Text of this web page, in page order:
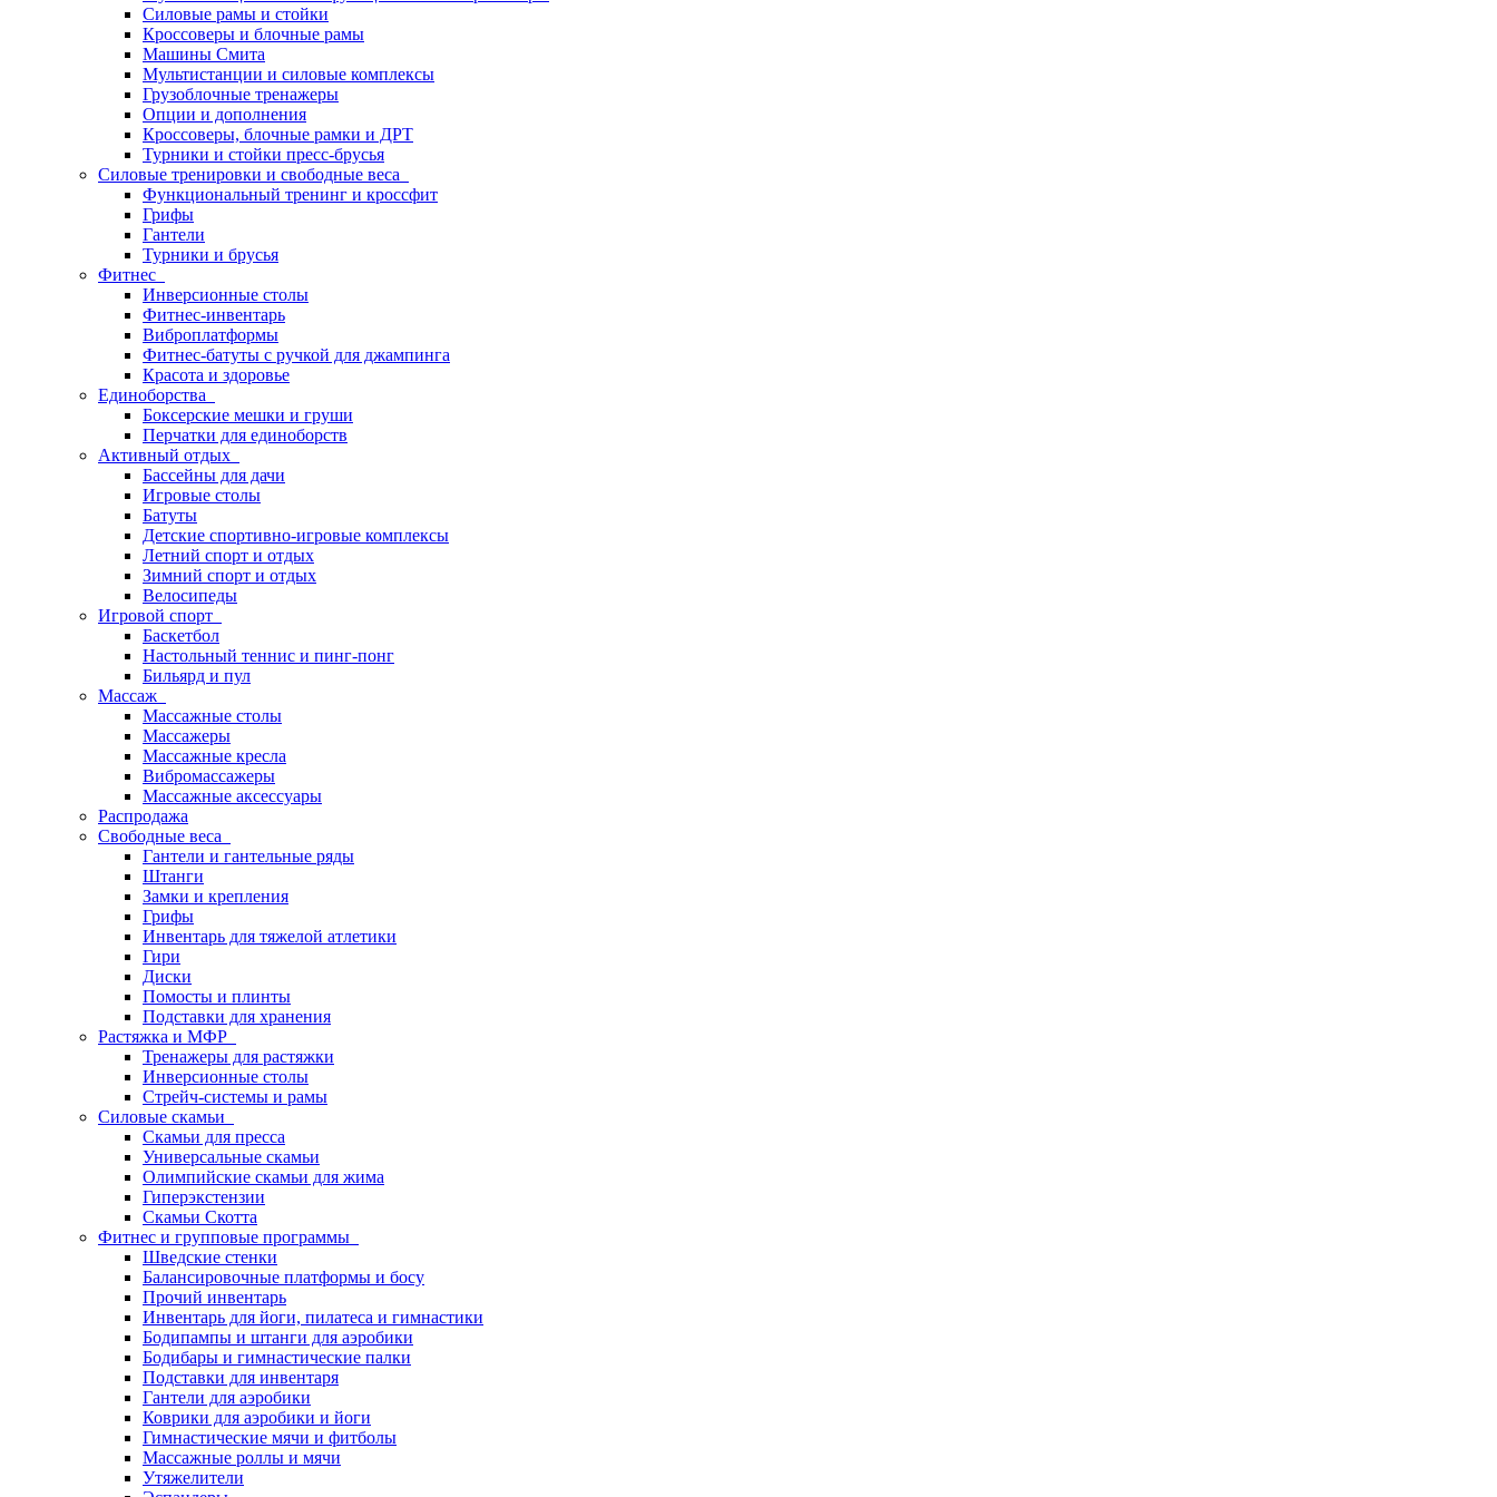
Силовые рамы и стойки
Кроссоверы и блочные рамы
Машины Смита
Мультистанции и силовые комплексы
Грузоблочные тренажеры
Опции и дополнения
Кроссоверы, блочные рамки и ДРТ
Турники и стойки пресс-брусья
Силовые тренировки и свободные веса
Функциональный тренинг и кроссфит
Грифы
Гантели
Турники и брусья
Фитнес
Инверсионные столы
Фитнес-инвентарь
Виброплатформы
Фитнес-батуты с ручкой для джампинга
Красота и здоровье
Единоборства
Боксерские мешки и груши
Перчатки для единоборств
Активный отдых
Бассейны для дачи
Игровые столы
Батуты
Детские спортивно-игровые комплексы
Летний спорт и отдых
Зимний спорт и отдых
Велосипеды
Игровой спорт
Баскетбол
Настольный теннис и пинг-понг
Бильярд и пул
Массаж
Массажные столы
Массажеры
Массажные кресла
Вибромассажеры
Массажные аксессуары
Распродажа
Свободные веса
Гантели и гантельные ряды
Штанги
Замки и крепления
Грифы
Инвентарь для тяжелой атлетики
Гири
Диски
Помосты и плинты
Подставки для хранения
Растяжка и МФР
Тренажеры для растяжки
Инверсионные столы
Стрейч-системы и рамы
Силовые скамьи
Скамьи для пресса
Универсальные скамьи
Олимпийские скамьи для жима
Гиперэкстензии
Скамьи Скотта
Фитнес и групповые программы
Шведские стенки
Балансировочные платформы и босу
Прочий инвентарь
Инвентарь для йоги, пилатеса и гимнастики
Бодипампы и штанги для аэробики
Бодибары и гимнастические палки
Подставки для инвентаря
Гантели для аэробики
Коврики для аэробики и йоги
Гимнастические мячи и фитболы
Массажные роллы и мячи
Утяжелители